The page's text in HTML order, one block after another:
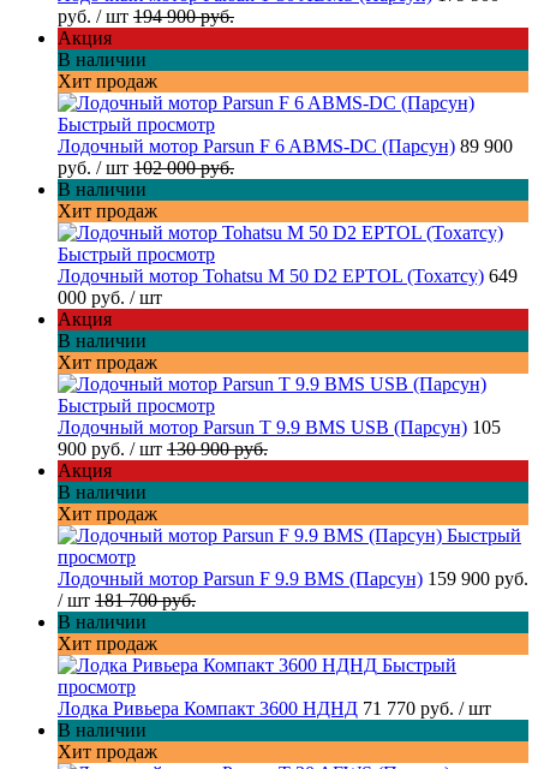
руб. / шт 194 900 руб.
Акция
В наличии
Хит продаж
Быстрый просмотр
Лодочный мотор Parsun F 6 ABMS-DC (Парсун) 89 900
руб. / шт 102 000 руб.
В наличии
Хит продаж
Быстрый просмотр
Лодочный мотор Tohatsu M 50 D2 EPTOL (Тохатсу) 649
000 руб. / шт
Акция
В наличии
Хит продаж
Быстрый просмотр
Лодочный мотор Parsun T 9.9 BMS USB (Парсун) 105
900 руб. / шт 130 900 руб.
Акция
В наличии
Хит продаж
Быстрый
просмотр
Лодочный мотор Parsun F 9.9 BMS (Парсун) 159 900 руб.
/ шт 181 700 руб.
В наличии
Хит продаж
Быстрый
просмотр
Лодка Ривьера Компакт 3600 НДНД 71 770 руб. / шт
В наличии
Хит продаж